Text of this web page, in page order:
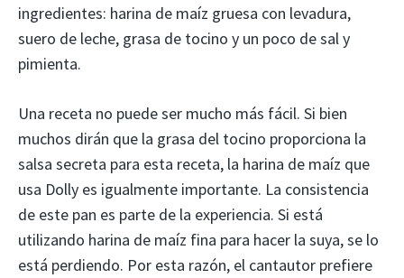
ingredientes: harina de maíz gruesa con levadura,
suero de leche, grasa de tocino y un poco de sal y
pimienta.
Una receta no puede ser mucho más fácil. Si bien
muchos dirán que la grasa del tocino proporciona la
salsa secreta para esta receta, la harina de maíz que
usa Dolly es igualmente importante. La consistencia
de este pan es parte de la experiencia. Si está
utilizando harina de maíz fina para hacer la suya, se lo
está perdiendo. Por esta razón, el cantautor prefiere